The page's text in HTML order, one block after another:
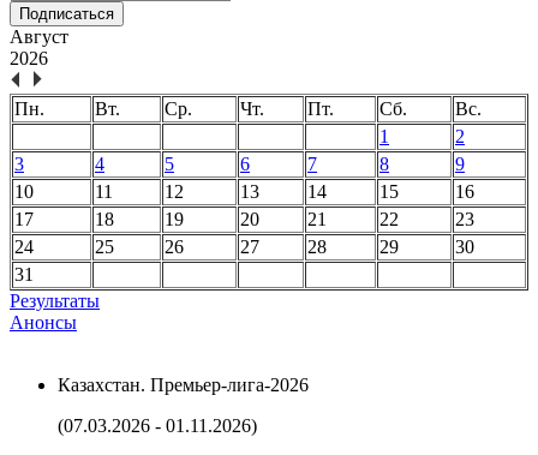
Подписаться
Август
2026
Пн. Вт. Ср. Чт. Пт. Сб.
Вс.
1
2
3
4 5 6 7 8
9
10
11 12 13 14 15
16
17
18 19 20 21 22
23
24
25 26 27 28 29
30
31
Результаты
Анонсы
Казахстан. Премьер-лига-2026
(07.03.2026 - 01.11.2026)